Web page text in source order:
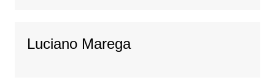
Luciano Marega